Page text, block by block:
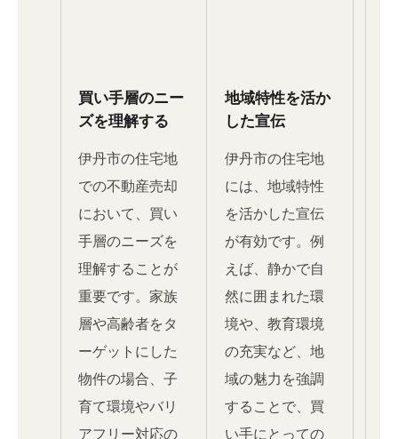
買い手層のニー
ズを理解する
伊丹市の住宅地
での不動産売却
において、買い
手層のニーズを
理解することが
重要です。家族
層や高齢者をタ
ーゲットにした
物件の場合、子
育て環境やバリ
アフリー対応の
地域特性を活か
した宣伝
伊丹市の住宅地
には、地域特性
を活かした宣伝
が有効です。例
えば、静かで自
然に囲まれた環
境や、教育環境
の充実など、地
域の魅力を強調
することで、買
い手にとっての